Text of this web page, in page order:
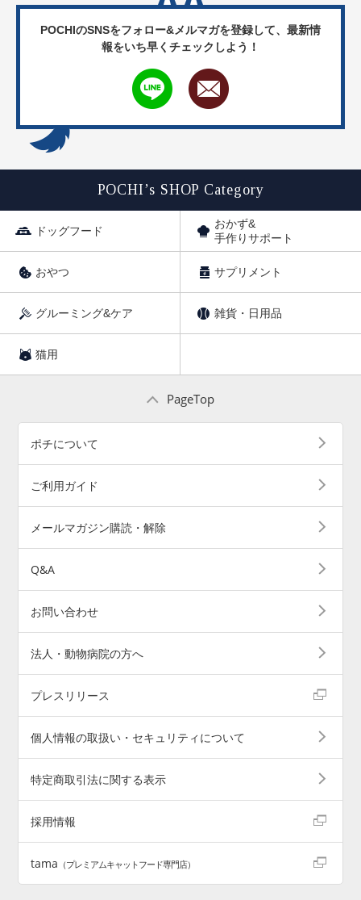
POCHIのSNSをフォロー&メルマガを登録して、 最新情
報をいち早くチェックしよう！
POCHI’s SHOP Category
ドッグフード
おかず&
手作りサポート
おやつ サプリメント
グルーミング&ケア 雑貨・日用品
猫用
PageTop
ポチについて
ご利用ガイド
メールマガジン購読・解除
Q&A
お問い合わせ
法人・動物病院の方へ
プレスリリース
個人情報の取扱い・セキュリティについて
特定商取引法に関する表示
採用情報
tama （プレミアムキャットフード専門店）